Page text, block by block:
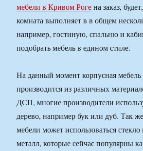
мебели в Кривом Рогена заказ,
комната выполняет в в общем
например, гостиную, спальню и
подобрать мебель в едином стиле.
На данный момент корпусная мебель
производится из различных
ДСП, многие производители
дерево, например бук или дуб. Так
мебели может использоваться
металл, которые сейчас популярны